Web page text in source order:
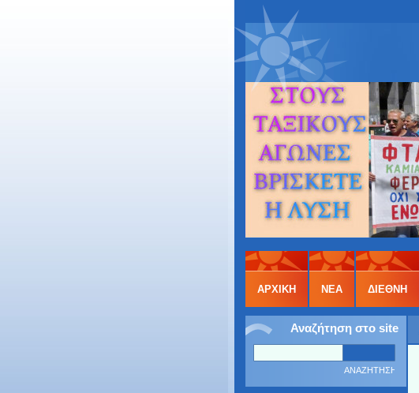
Αναζήτηση στο site
ΑΡΧΙΚΉ ΝΕΑ ΔΙΕΘΝΗ